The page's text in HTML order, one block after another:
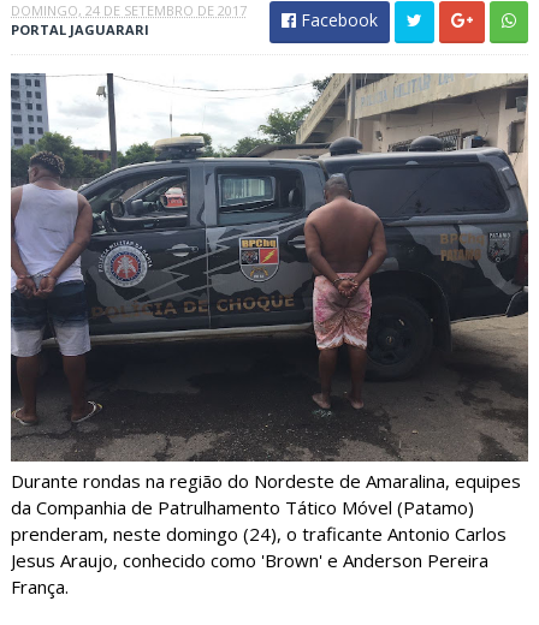
DOMINGO, 24 DE SETEMBRO DE 2017
PORTAL JAGUARARI
Facebook
Durante rondas na região do Nordeste de Amaralina, equipes
da Companhia de Patrulhamento Tático Móvel (Patamo)
prenderam, neste domingo (24), o traficante Antonio Carlos
Jesus Araujo, conhecido como 'Brown' e Anderson Pereira
França.